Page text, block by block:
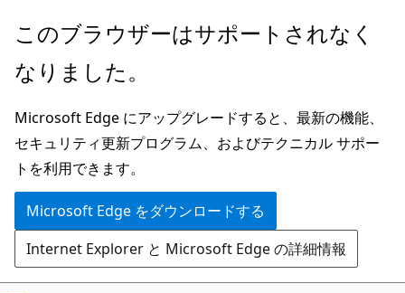
メ
ン
ン
テ
ン
ツ
に
ス
キ
このブラウザーはサポートされなく
なりました。
Microsoft Edge にアップグレードすると、最新の機能、
セキュリティ更新プログラム、およびテクニカル サポー
トを利用できます。
Microsoft Edge をダウンロードする
Internet Explorer と Microsoft Edge の詳細情報